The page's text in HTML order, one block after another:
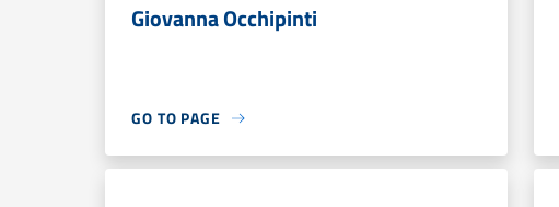
Giovanna Occhipinti
GO TO PAGE